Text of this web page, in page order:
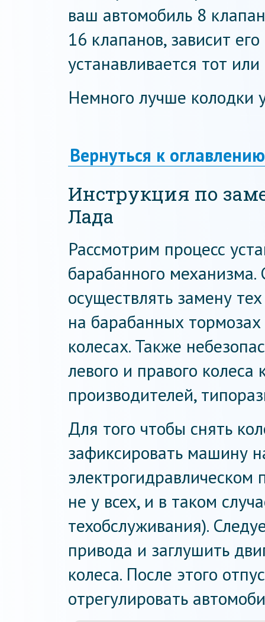
ваш автомобиль 8
16 клапанов, зависит
устанавливается тот
Немного лучше колодки
Вернуться к оглавлению
Инструкция по
Лада
Рассмотрим процесс
барабанного механизма.
осуществлять замену
на барабанных
колесах. Также
левого и правого
производителей,
Для того чтобы снять
зафиксировать машину
не у всех, и в таком
техобслуживания).
привода и заглушить
колеса. После этого
отрегулировать